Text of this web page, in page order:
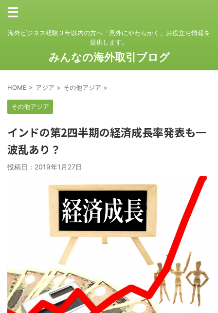
海外ビジネス経験３年以内の方へ「意外にやわらかく」お役立ち情報を
提供します。
みんなの海外取引ブログ
HOME > アジア > その他アジア >
その他アジア
インドの第2四半期の経済成長率発表も一
波乱あり？
投稿日： 2019年1月27日